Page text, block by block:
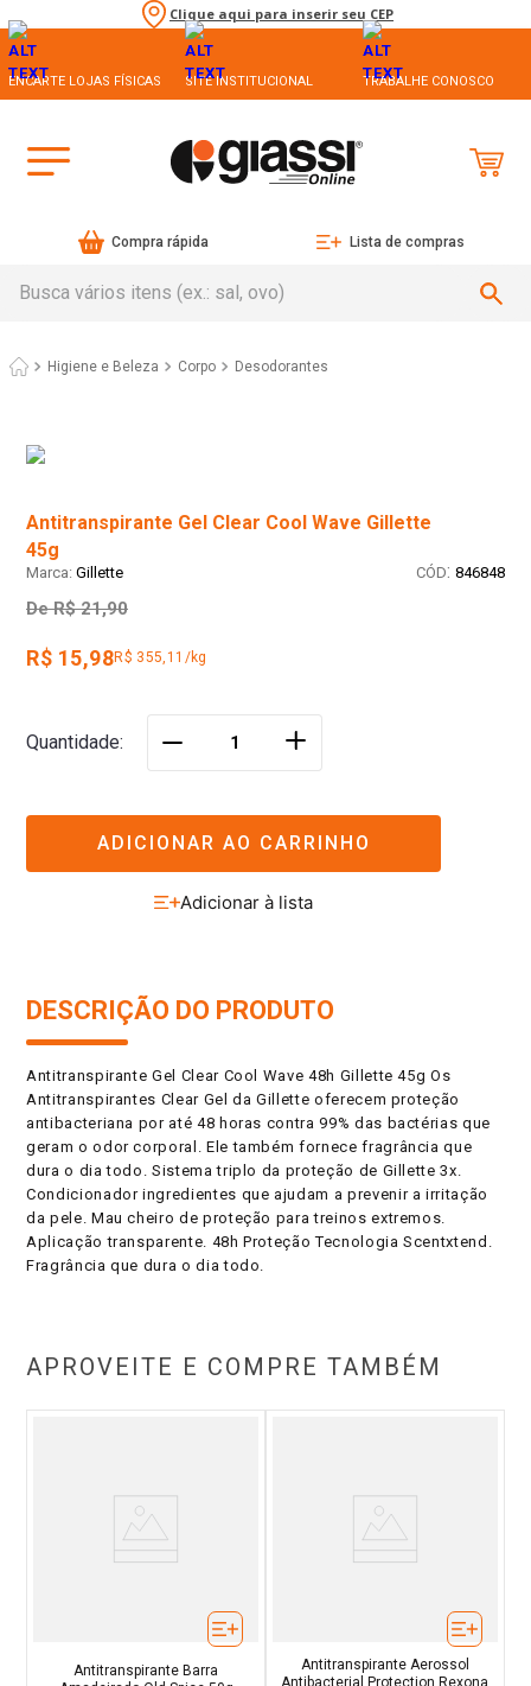
Clique aqui para inserir seu CEP
ENCARTE LOJAS FÍSICAS SITE INSTITUCIONAL TRABALHE CONOSCO
Compra rápida Lista de compras
Higiene e Beleza Corpo Desodorantes
Antitranspirante Gel Clear Cool Wave Gillette
45g
Gillette : 846848
De R$ 21,90
R$ 15,98R$ 355,11/kg
Quantidade ＋
ADICIONAR AO CARRINHO
DESCRIÇÃO DO PRODUTO
Antitranspirante Gel Clear Cool Wave 48h Gillette 45g Os
Antitranspirantes Clear Gel da Gillette oferecem proteção
antibacteriana por até 48 horas contra 99% das bactérias que
geram o odor corporal. Ele também fornece fragrância que
dura o dia todo. Sistema triplo da proteção de Gillette 3x.
Condicionador ingredientes que ajudam a prevenir a irritação
da pele. Mau cheiro de proteção para treinos extremos.
Aplicação transparente. 48h Proteção Tecnologia Scentxtend.
Fragrância que dura o dia todo.
APROVEITE E COMPRE TAMBÉM
Antitranspirante Barra
Antitranspirante Aerossol
Antibacterial Protection Rexona